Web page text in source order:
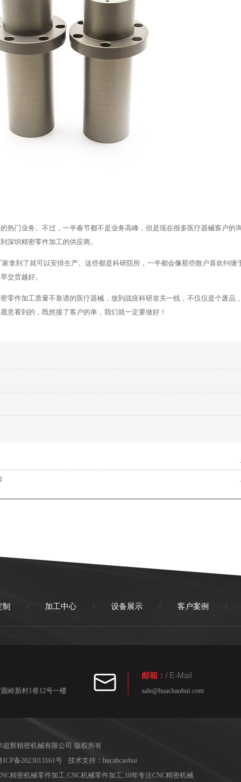
热门业务。不过，一半春节都不是业务高峰，但是现在很多医疗器械客户的
深圳精密零件加工的供应商。
家拿到了就可以安排生产。这些都是科研院所，一半都会像那些散户喜欢纠缠
交货越好。
零件加工质量不靠谱的医疗器械，放到战疫科研攻关一线，不仅仅是个废品
意看到的，既然接了客户的单，我们就一定要做好！
/ 加工中心 / 设备展示 / 客户案例 /
岭新村1巷12号一楼
邮箱： / E-Mail
sale@huachaohui.com
超辉精密机械有限公司 版权所有
ICP备2023013161号 技术支持： hucahcaohui
精密机械零件加工,CNC机械零件加工,10年专注CNC精密机械